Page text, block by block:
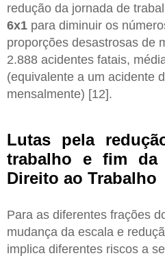
redução da jornada de
6x1 para diminuir os
proporções desastrosas de
2.888 acidentes fatais,
(equivalente a um acidente
mensalmente) [12].
Lutas pela
trabalho e fim
Direito ao Trabalho
Para as diferentes frações
mudança da escala e
implica diferentes riscos a